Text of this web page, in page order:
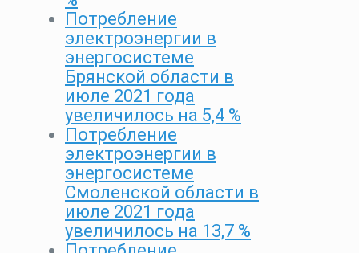
Потребление
электроэнергии в
энергосистеме
Брянской области в
июле 2021 года
увеличилось на 5,4 %
Потребление
электроэнергии в
энергосистеме
Смоленской области в
июле 2021 года
увеличилось на 13,7 %